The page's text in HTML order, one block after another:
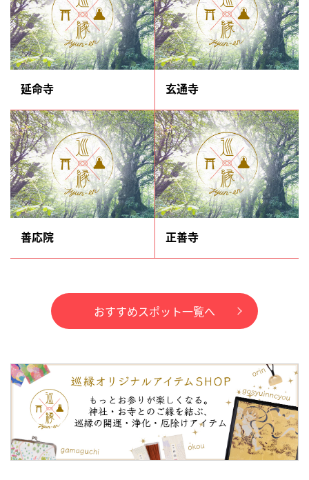
延命寺 玄通寺
善応院 正善寺
おすすめスポット一覧へ